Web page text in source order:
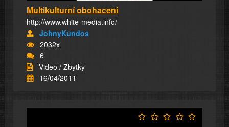
Multikulturní obohacení
http://www.white-media.info/
JohnyKundos
2032x
6
Video / Zbytky
16/04/2011